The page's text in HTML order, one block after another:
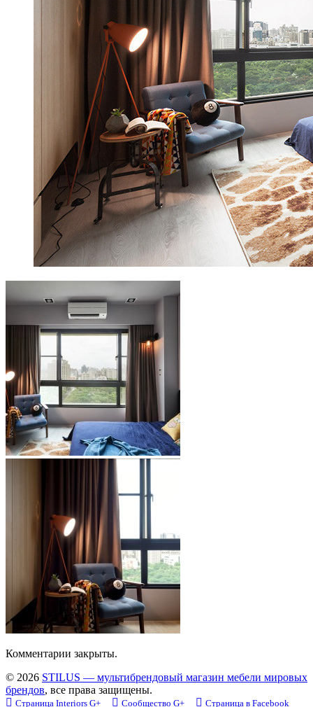
Комментарии закрыты.
© 2026 STILUS — мультибрендовый магазин мебели мировых
брендов, все права защищены.
Страница Interiors G+ Сообщество G+ Страница в Facebook